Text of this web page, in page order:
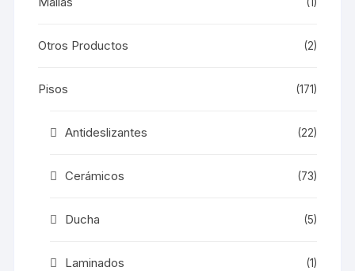
Otros Productos (2)
Pisos (171)
Antideslizantes (22)
Cerámicos (73)
Ducha (5)
Laminados (1)